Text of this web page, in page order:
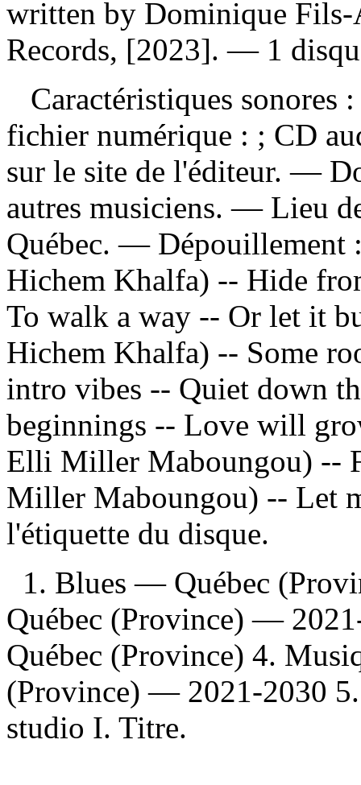
written by Dominique
Records, [2023]. — 1
Caractéristiques sonores
fichier numérique : ; CD
sur le site de l'éditeur. —
autres musiciens. — Lieu
Québec. — Dépouillement
Hichem Khalfa) -- Hide
To walk a way -- Or let it
Hichem Khalfa) -- Some
intro vibes -- Quiet down
beginnings -- Love will
Elli Miller Maboungou) --
Miller Maboungou) -- Let
l'étiquette du disque.
1. Blues — Québec
Québec (Province) —
Québec (Province) 4.
(Province) — 2021-2030 5.
studio I. Titre.